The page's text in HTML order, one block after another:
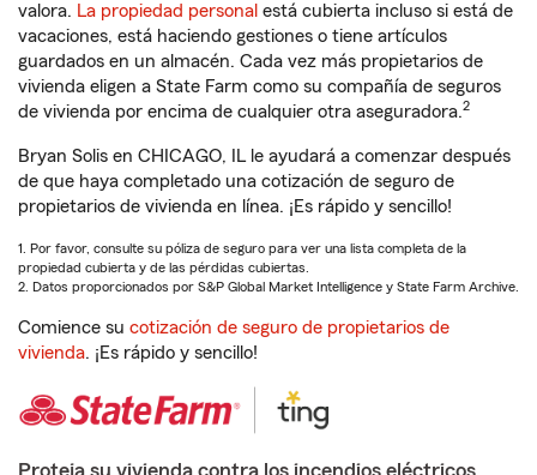
valora. La propiedad personal está cubierta incluso si está de
vacaciones, está haciendo gestiones o tiene artículos
guardados en un almacén. Cada vez más propietarios de
vivienda eligen a State Farm como su compañía de seguros
de vivienda por encima de cualquier otra aseguradora.2
Bryan Solis en CHICAGO, IL le ayudará a comenzar después
de que haya completado una cotización de seguro de
propietarios de vivienda en línea. ¡Es rápido y sencillo!
1. Por favor, consulte su póliza de seguro para ver una lista completa de la
propiedad cubierta y de las pérdidas cubiertas.
2. Datos proporcionados por S&P Global Market Intelligence y State Farm Archive.
Comience su cotización de seguro de propietarios de
vivienda. ¡Es rápido y sencillo!
Proteja su vivienda contra los incendios eléctricos